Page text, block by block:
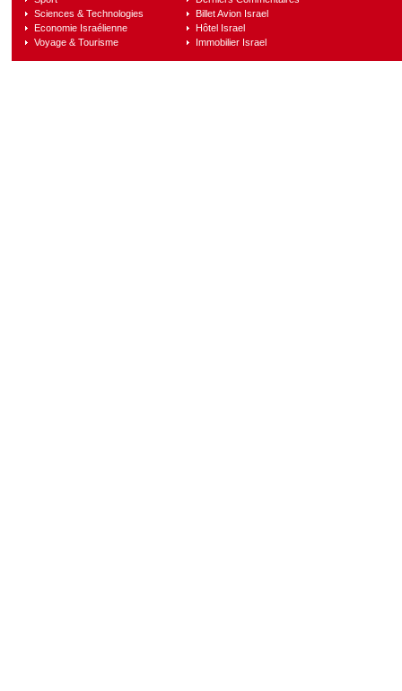
Sciences & Technologies
Economie Israélienne
Voyage & Tourisme
Billet Avion Israel
Hôtel Israel
Immobilier Israel